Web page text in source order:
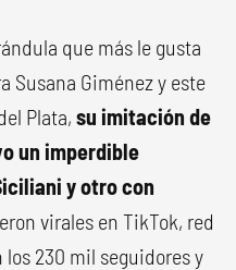
que más le gusta
Susana Giménez y este
Plata, su imitación de
un imperdible
y otro con
virales en TikTok, red
230 mil seguidores y